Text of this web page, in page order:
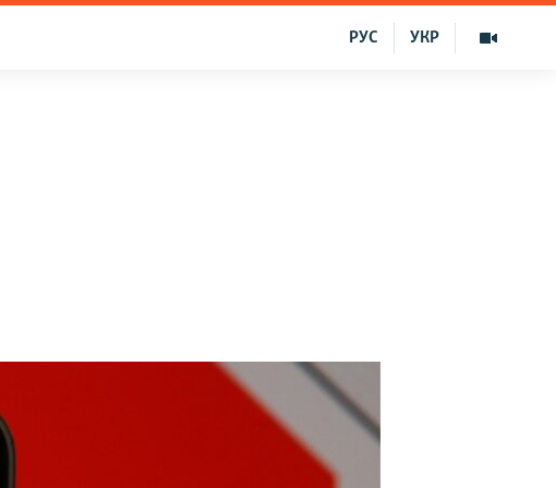
УКР
РУС